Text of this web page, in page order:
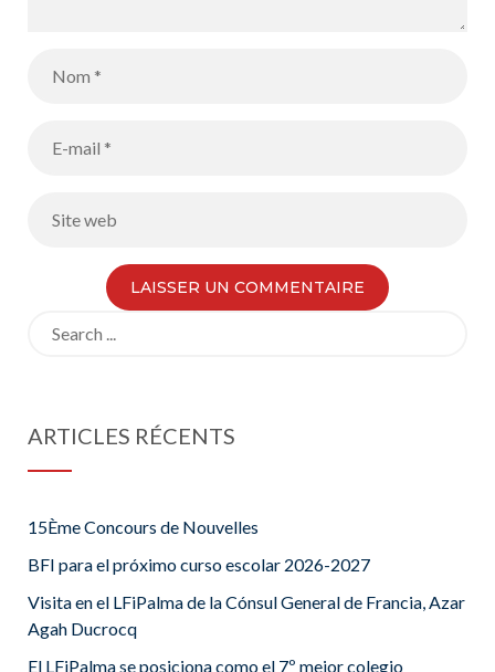
ARTICLES RÉCENTS
15Ème Concours de Nouvelles
BFI para el próximo curso escolar 2026-2027
Visita en el LFiPalma de la Cónsul General de Francia, Azar
Agah Ducrocq
El LFiPalma se posiciona como el 7º mejor colegio